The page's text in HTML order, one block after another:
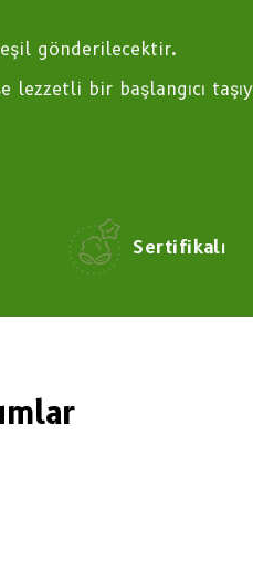
gönderilecektir.
lezzetli bir başlangıcı
Sertifikalı